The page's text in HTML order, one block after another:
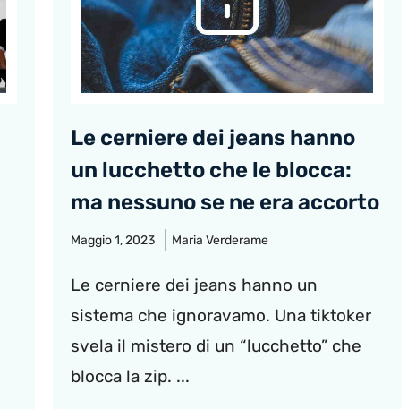
Le cerniere dei jeans hanno
un lucchetto che le blocca:
ma nessuno se ne era accorto
Maggio 1, 2023 Maria Verderame
Le cerniere dei jeans hanno un
sistema che ignoravamo. Una tiktoker
svela il mistero di un “lucchetto” che
blocca la zip. ...